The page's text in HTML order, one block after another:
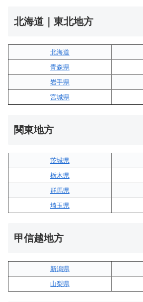
北海道｜東北地方
北海道
青森県
岩手県
宮城県
関東地方
茨城県
栃木県
群馬県
埼玉県
甲信越地方
新潟県
山梨県